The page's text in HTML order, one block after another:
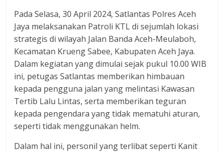
Pada Selasa, 30 April 2024, Satlantas Polres Aceh
Jaya melaksanakan Patroli KTL di sejumlah lokasi
strategis di wilayah Jalan Banda Aceh-Meulaboh,
Kecamatan Krueng Sabee, Kabupaten Aceh Jaya.
Dalam kegiatan yang dimulai sejak pukul 10.00 WIB
ini, petugas Satlantas memberikan himbauan
kepada pengguna jalan yang melintasi Kawasan
Tertib Lalu Lintas, serta memberikan teguran
kepada pengendara yang tidak mematuhi aturan,
seperti tidak menggunakan helm.
Dalam hal ini, personil yang terlibat seperti Kanit